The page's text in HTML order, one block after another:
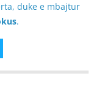
duke e mbajtur
.